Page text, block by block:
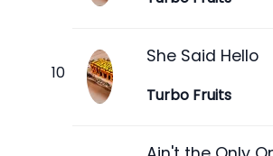
She Said Hello
Turbo Fruits